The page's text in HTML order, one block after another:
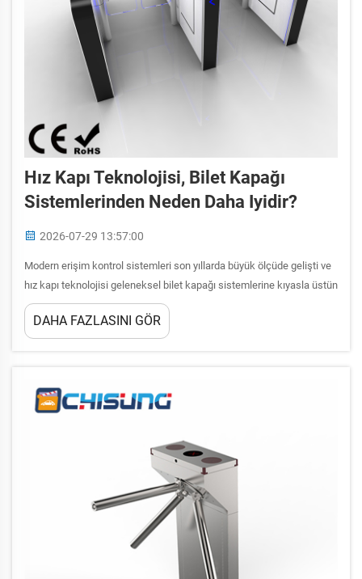
Hız Kapı Teknolojisi, Bilet Kapağı
Sistemlerinden Neden Daha Iyidir?
2026-07-29 13:57:00
Modern erişim kontrol sistemleri son yıllarda büyük ölçüde gelişti ve
hız kapı teknolojisi geleneksel bilet kapağı sistemlerine kıyasla üstün
bir alternatif olarak öne çıktı. Hız kapı sistemlerinin arkasındaki ileri
mühendislik, benzersiz güvenlik ve verimlilik sunar...
DAHA FAZLASINI GÖR